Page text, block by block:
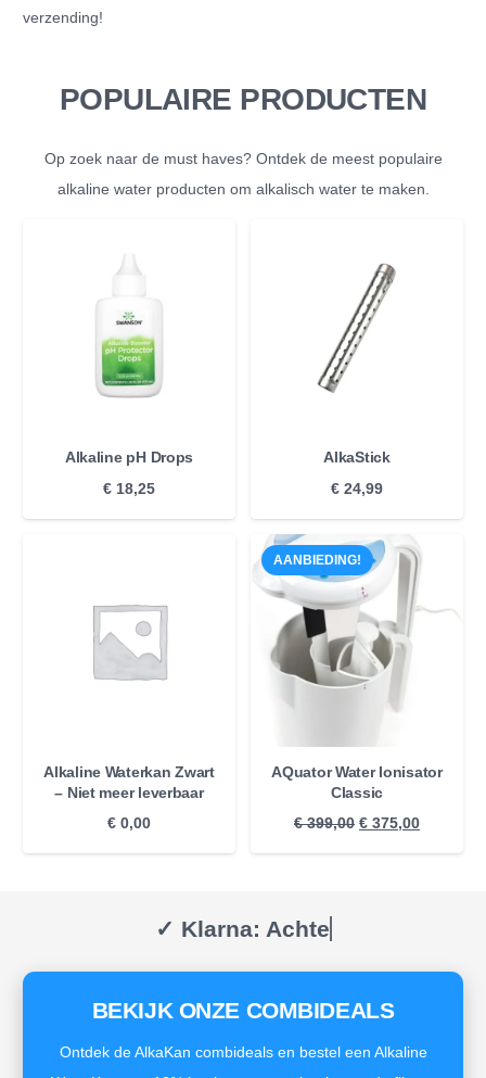
verzending!
POPULAIRE PRODUCTEN
Op zoek naar de must haves? Ontdek de meest populaire
alkaline water producten om alkalisch water te maken.
Alkaline pH Drops
€ 18,25
AlkaStick
€ 24,99
Alkaline Waterkan Zwart
– Niet meer leverbaar
€ 0,00
AANBIEDING!
AQuator Water Ionisator
Classic
€399,00 Oorspronkelijke
prijs
€ 375,00Huidige
prijs
✓ Klarna: Achteraf b
BEKIJK ONZE COMBIDEALS
Ontdek de AlkaKan combideals en bestel een Alkaline